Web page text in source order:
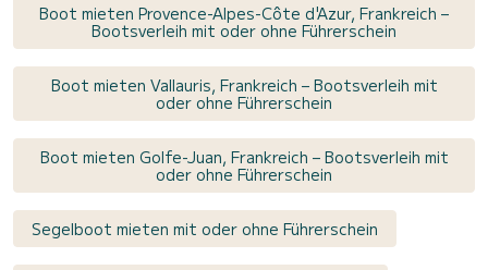
Boot mieten Provence-Alpes-Côte d'Azur, Frankreich –
Bootsverleih mit oder ohne Führerschein
Boot mieten Vallauris, Frankreich – Bootsverleih mit
oder ohne Führerschein
Boot mieten Golfe-Juan, Frankreich – Bootsverleih mit
oder ohne Führerschein
Segelboot mieten mit oder ohne Führerschein